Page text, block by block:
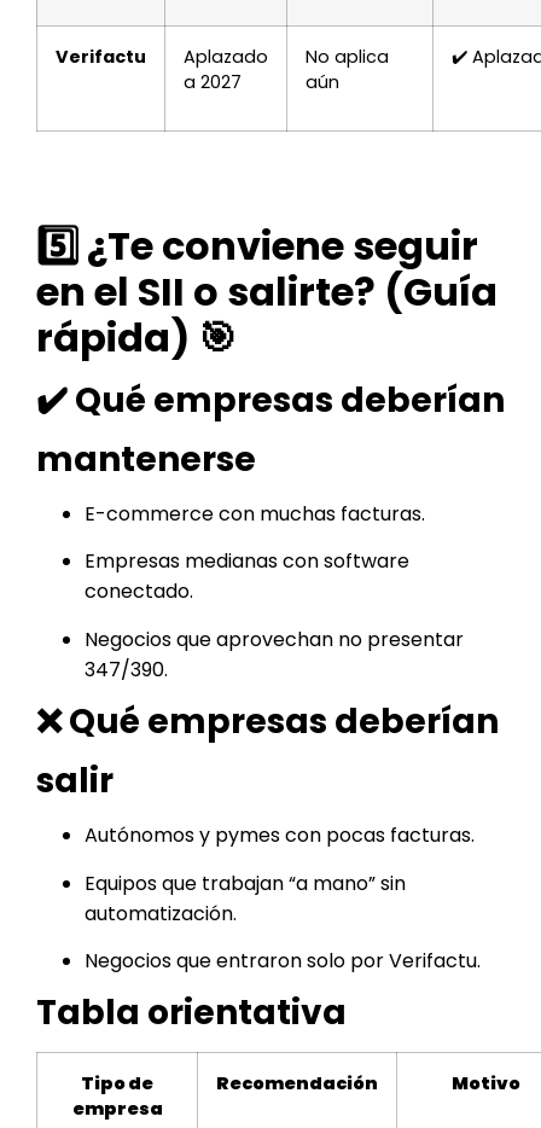
Verifactu
Aplazado
a 2027
No aplica
aún
✔️
5️⃣ ¿Te conviene seguir
en el SII o salirte? (Guía
rápida) 🎯
✔️ Qué empresas deberían
mantenerse
E-commerce con muchas facturas.
Empresas medianas con software
conectado.
Negocios que aprovechan no presentar
347/390.
❌ Qué empresas deberían
salir
Autónomos y pymes con pocas facturas.
Equipos que trabajan “a mano” sin
automatización.
Negocios que entraron solo por Verifactu.
Tabla orientativa
Tipo de
empresa
Recomendación Motivo